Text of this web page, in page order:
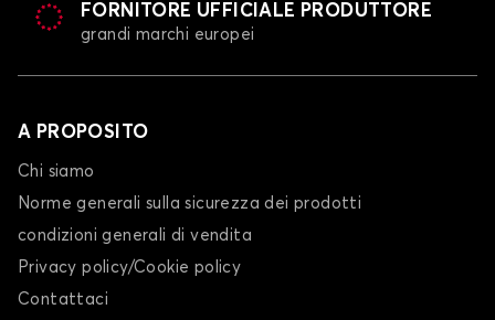
FORNITORE UFFICIALE PRODUTTORE
grandi marchi europei
A PROPOSITO
Chi siamo
Norme generali sulla sicurezza dei prodotti
condizioni generali di vendita
Privacy policy/Cookie policy
Contattaci